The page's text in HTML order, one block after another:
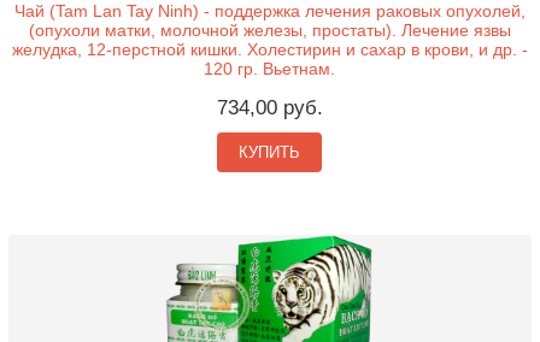
Чай (Tam Lan Tay Ninh) - поддержка лечения раковых опухолей,
(опухоли матки, молочной железы, простаты). Лечение язвы
желудка, 12-перстной кишки. Холестирин и сахар в крови, и др. -
120 гр. Вьетнам.
734,00 руб.
КУПИТЬ